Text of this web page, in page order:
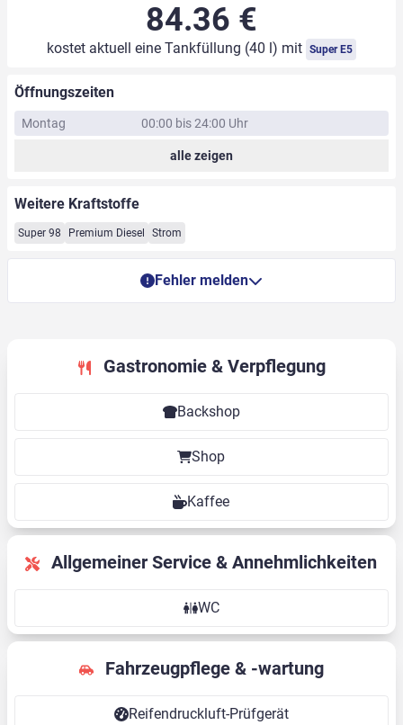
84.36 €
kostet aktuell eine Tankfüllung (40 l) mit Super E5
Öffnungszeiten
Montag 00:00 bis 24:00 Uhr
alle zeigen
Weitere Kraftstoffe
Super 98 Premium Diesel Strom
Fehler melden
Gastronomie & Verpflegung
Backshop
Shop
Kaffee
Allgemeiner Service & Annehmlichkeiten
WC
Fahrzeugpflege & -wartung
Reifendruckluft-Prüfgerät